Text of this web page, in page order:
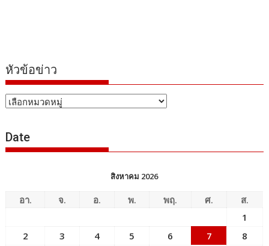
หัวข้อข่าว
หัวข้อ
Date
สิงหาคม 2026
อา. จ. อ. พ. พฤ. ศ.
ส.
1
2
3 4 5 6 7
8